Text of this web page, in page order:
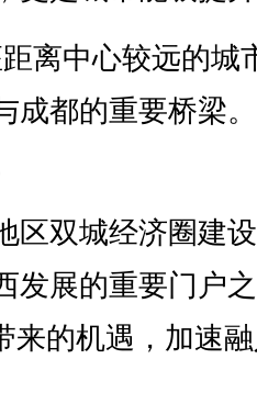
中心较远的城
成都的重要桥梁
双城经济圈建设
发展的重要门户
来的机遇，加速